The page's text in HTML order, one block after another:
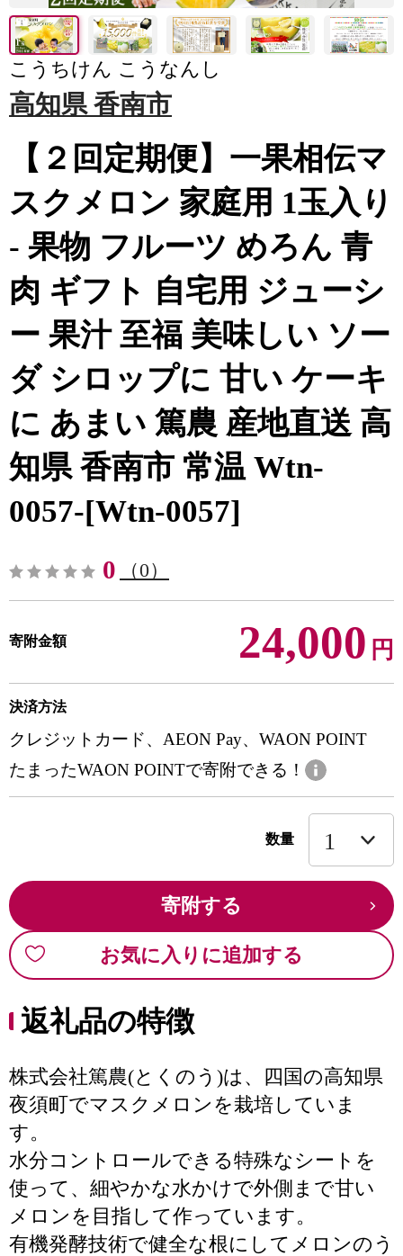
こうちけん こうなんし
高知県 香南市
【２回定期便】一果相伝マ
スクメロン 家庭用 1玉入り
- 果物 フルーツ めろん 青
肉 ギフト 自宅用 ジューシ
ー 果汁 至福 美味しい ソー
ダ シロップに 甘い ケーキ
に あまい 篤農 産地直送 高
知県 香南市 常温 Wtn-
0057-[Wtn-0057]
0 （0）
寄附金額 24,000 円
決済方法
クレジットカード、AEON Pay、WAON POINT
たまったWAON POINTで寄附できる！
数量
寄附する
お気に入りに追加する
返礼品の特徴
株式会社篤農(とくのう)は、四国の高知県
夜須町でマスクメロンを栽培していま
す。
水分コントロールできる特殊なシートを
使って、細やかな水かけで外側まで甘い
メロンを目指して作っています。
有機発酵技術で健全な根にしてメロンのう